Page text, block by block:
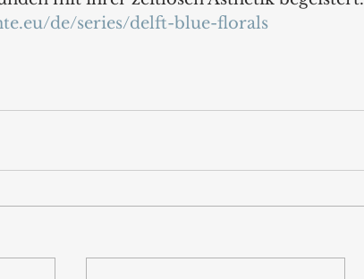
de/series/delft-blue-florals